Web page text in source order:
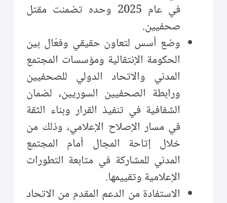
في عام 2025 وحده تضمنت مقتل
صحفيين.
وضع أسس لتعاون حقيقي وفعّال بين
الحكومة الإنتقالية ومؤسسات المجتمع
المدني والاتحاد الدولي للصحفيين
ورابطة الصحفيين السوريين، لضمان
الشفافية في تنفيذ القرار وبناء الثقة
في مسار الإصلاح الإعلامي، وذلك من
خلال إتاحة المجال أمام المجتمع
المدني للمشاركة في متابعة التطورات
الإعلامية وتقييمها.
الاستفادة من الدعم المقدم من الاتحاد